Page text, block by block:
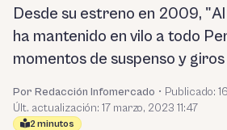
Desde su estreno en 2009,
ha mantenido en vilo a todo
momentos de suspenso y
Por Redacción Infomercado • Publicado:
Últ. actualización: 17 marzo, 2023 11:47
2 minutos